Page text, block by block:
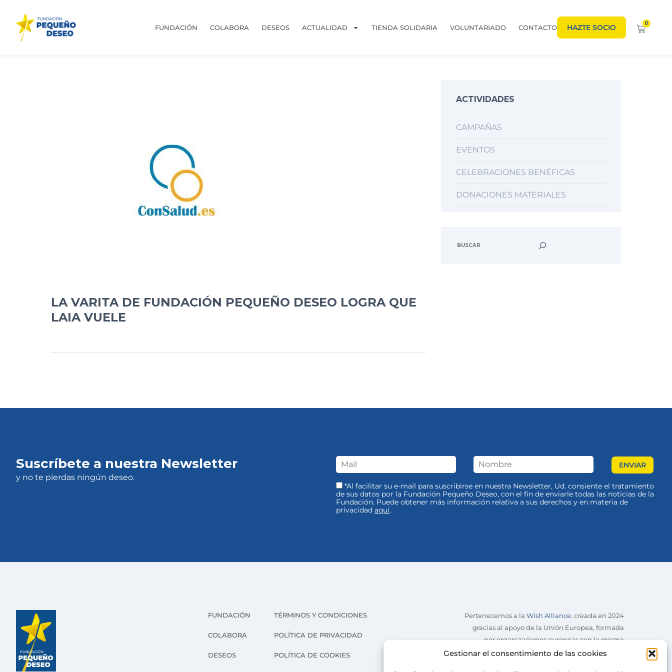
Gestionar el consentimiento de las cookies
FUNDACIÓN COLABORA DESEOS ACTUALIDAD TIENDA SOLIDARIA VOLUNTARIADO CONTACTO HAZTE SOCIO 0
LA VARITA DE FUNDACIÓN PEQUEÑO DESEO LOGRA QUE
LAIA VUELE
ACTIVIDADES
CAMPAÑAS
EVENTOS
CELEBRACIONES BENÉFICAS
DONACIONES MATERIALES
Suscríbete a nuestra Newsletter
y no te pierdas ningún deseo.
*Al facilitar su e-mail para suscribirse en nuestra Newsletter, Ud. consiente el tratamiento
de sus datos por la Fundación Pequeño Deseo, con el fin de enviarle todas las noticias de la
Fundación. Puede obtener más información relativa a sus derechos y en materia de
privacidad aquí.
FUNDACIÓN
COLABORA
DESEOS
TÉRMINOS Y CONDICIONES
POLÍTICA DE PRIVACIDAD
POLÍTICA DE COOKIES
Pertenecemos a la Wish Alliance. creada en 2024
gracias al apoyo de la Unión Europea, formada
por organizaciones europeas con la misma
misión.